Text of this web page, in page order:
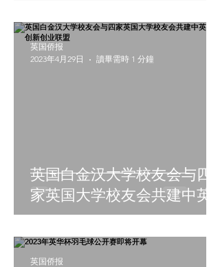
英国白金汉大学校友会与四
家英国大学校友会共建中英
创新创业联盟
英国侨报
2023年4月29日
讀畢需時 1 分鐘
英国侨报